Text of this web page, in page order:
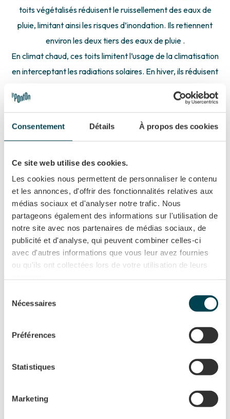
Consentement Détails À propos des cookies
Ce site web utilise des cookies.
Les cookies nous permettent de personnaliser le contenu
et les annonces, d'offrir des fonctionnalités relatives aux
médias sociaux et d'analyser notre trafic. Nous
partageons également des informations sur l'utilisation de
notre site avec nos partenaires de médias sociaux, de
publicité et d'analyse, qui peuvent combiner celles-ci
avec d'autres informations que vous leur avez fournies
ou qu'ils ont collectées lors de votre utilisation de leurs
Nécessaires
Préférences
Statistiques
Marketing
toits végétalisés réduisent le ruissellement des eaux de
pluie, limitant ainsi les risques d’inondation. Ils retiennent
environ les deux tiers des eaux de pluie .
En climat chaud, ces toits limitent l’usage de la climatisation
en interceptant les radiations solaires. En hiver, ils réduisent
Longévité du toit : Protégés des UV et des variations de
longue.
araignées et oiseaux, favorisant la faune urbaine. Des
études ont montré que les oiseaux s’y posent et se
reproduisent.
Réchauffement urbain limité : La végétation réduit l’effet
d’îlot de chaleur en absorbant la chaleur et en
évapotranspirant.
Réduction des pollutions : Ils filtrent l’eau de pluie et
réduisent la pollution.
Dans ce parc boisé
, vous êtes dans une environnement
indépendant de l’Isère, est préservé. Il a été réaménagé en
2019 pour restaurer sa végétation et valoriser ses berges.
L’espace est un lieu de vie.. Pêche et kayak se pratiquent
sur l’étang. En revanche la baignade est interdite par